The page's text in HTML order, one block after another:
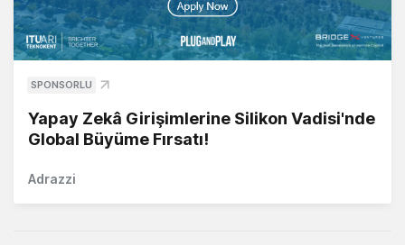
SPONSORLU
Yapay Zekâ Girişimlerine Silikon Vadisi'nde
Global Büyüme Fırsatı!
Adrazzi